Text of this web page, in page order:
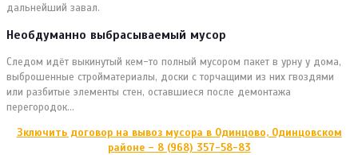
дальнейший завал.
Необдуманно выбрасываемый мусор
Следом идёт выкинутый кем-то полный мусором пакет в урну у дома,
выброшенные стройматериалы, доски с торчащими из них гвоздями
или разбитые элементы стен, оставшиеся после демонтажа
перегородок…
Зключить договор на вывоз мусора в Одинцово, Одинцовском
районе – 8 (968) 357-58-83